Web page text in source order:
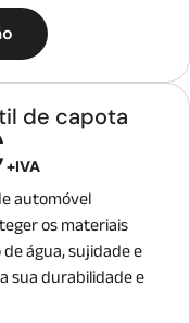
de capota
+IVA
automóvel
os materiais
água, sujidade e
sua durabilidade e